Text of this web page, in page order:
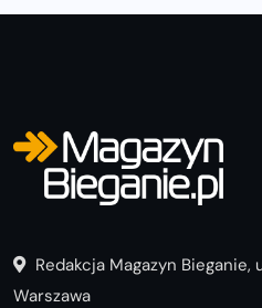
Redakcja Magazyn
Warszawa